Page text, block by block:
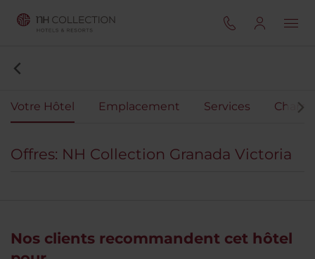
Votre Hôtel Emplacement Services
Offres: NH Collection Granada Victoria
Nos clients recommandent cet hôtel